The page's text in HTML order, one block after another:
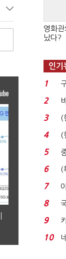
영화
났다?
인기
1
2
3
(
4
(
5
6
(
7
8
9
10